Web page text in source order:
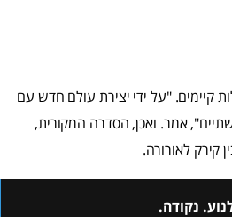
קיימים. "על ידי יצירת עולם חדש עם
אמר. ואכן, הסדרה המקורית,
נקודה.